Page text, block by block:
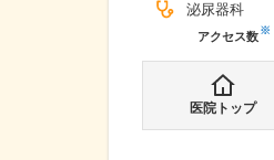
泌尿器科
アクセス数※
医院トップ